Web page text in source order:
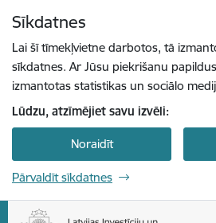
Sīkdatnes
Lai šī tīmekļvietne darbotos, tā
sīkdatnes. Ar Jūsu piekrišanu
izmantotas statistikas un sociālo
Lūdzu, atzīmējiet savu izvēli:
Noraidīt
Pārvaldīt sīkdatnes